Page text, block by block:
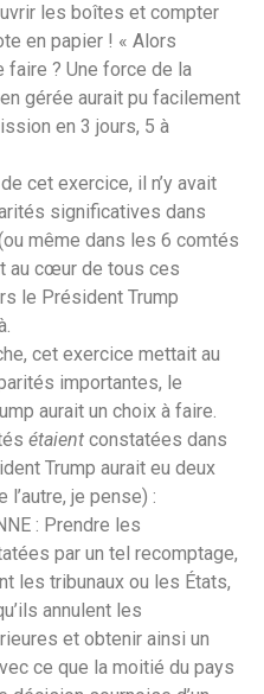
les boîtes et compter
en papier ! « Alors
faire ? Une force de la
gérée aurait pu facilement
en 3 jours, 5 à
cet exercice, il n’y avait
significatives dans
même dans les 6 comtés
au cœur de tous ces
le Président Trump
cet exercice mettait au
importantes, le
aurait un choix à faire.
étaient constatées dans
Trump aurait eu deux
je pense) :
: Prendre les
par un tel recomptage,
les tribunaux ou les États,
annulent les
et obtenir ainsi un
ce que la moitié du pays